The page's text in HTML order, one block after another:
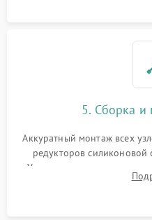
5. Сборка и
Аккуратный монтаж всех
редукторов
Установка новых
микрофибры, щеток).